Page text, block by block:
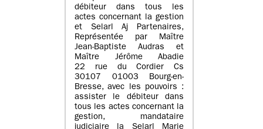
débiteur dans tous les
actes concernant la gestion
et Selarl Aj Partenaires,
Représentée par Maître
Jean-Baptiste Audras et
Maître Jérôme Abadie
22 rue du Cordier Cs
30107 01003 Bourg-en-
Bresse, avec les pouvoirs :
assister le débiteur dans
tous les actes concernant la
gestion, mandataire